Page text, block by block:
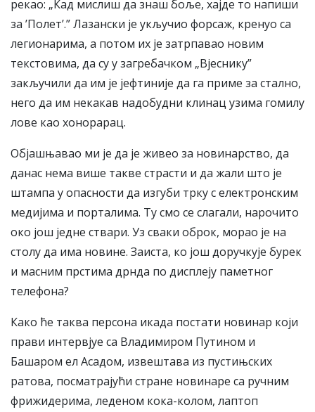
рекао: „Кад мислиш да знаш боље, хајде то напиши
за ’Полет’.” Лазански је укључио форсаж, кренуо са
легионарима, а потом их је затрпавао новим
текстовима, да су у загребачком „Вјеснику”
закључили да им је јефтиније да га приме за стално,
него да им некакав надобудни клинац узима гомилу
лове као хонорарац.
Објашњавао ми је да је живео за новинарство, да
данас нема више такве страсти и да жали што је
штампа у опасности да изгуби трку с електронским
медијима и порталима. Ту смо се слагали, нарочито
око још једне ствари. Уз сваки оброк, морао је на
столу да има новине. Заиста, ко још доручкује бурек
и масним прстима дрнда по дисплеју паметног
телефона?
Како ће таква персона икада постати новинар који
прави интервјуе са Владимиром Путином и
Башаром ел Асадом, извештава из пустињских
ратова, посматрајући стране новинаре са ручним
фрижидерима, леденом кока-колом, лаптоп